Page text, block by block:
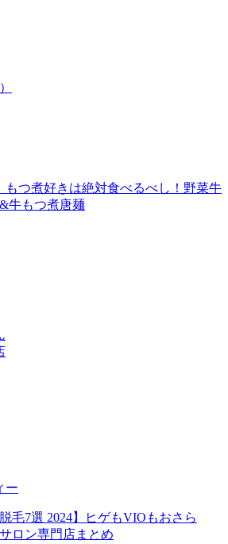
もつ煮好きは絶対食べるべし！野菜牛
牛もつ煮唐麺
ー
毛7選 2024】ヒゲもVIOもおさら
ロン専門店まとめ